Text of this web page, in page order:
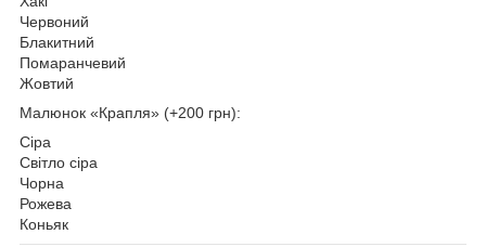
Червоний
Блакитний
Помаранчевий
Жовтий
Малюнок «Крапля» (+200 грн):
Сіра
Світло сіра
Чорна
Рожева
Коньяк